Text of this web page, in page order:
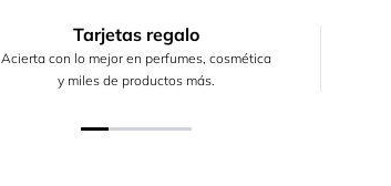
Tarjetas regalo
Acierta con lo mejor en perfumes, cosmética
y miles de productos más.